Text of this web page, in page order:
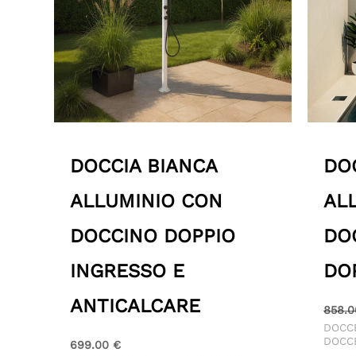
DOCCIA BIANCA
ALLUMINIO CON
DOCCINO DOPPIO
INGRESSO E
ANTICALCARE
699.00 €